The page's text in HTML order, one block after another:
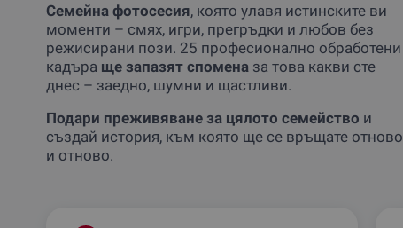
Семейна фотосесия, която улавя истинските ви
моменти – смях, игри, прегръдки и любов без
режисирани пози. 25 професионално обработени
кадъра ще запазят спомена за това какви сте
днес – заедно, шумни и щастливи.
Подари преживяване за цялото семейство и
създай история, към която ще се връщате отново
и отново.